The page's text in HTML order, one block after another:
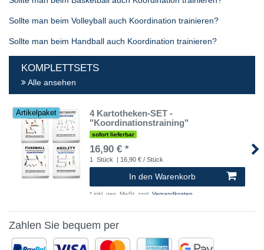
Sollte man beim Volleyball auch Koordination trainieren?
Sollte man beim Handball auch Koordination trainieren?
KOMPLETTSETS
Alle ansehen
Artikelpaket
4 Kartotheken-SET -
"Koordinationstraining"
sofort lieferbar
16,90 € *
1 Stück | 16,90 € / Stück
In den Warenkorb
* inkl. ges. MwSt. zzgl. Versandkosten
Zahlen Sie bequem per